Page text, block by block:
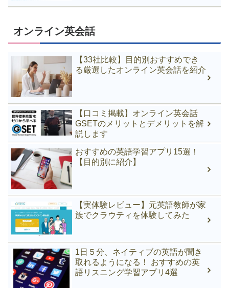
オンライン英会話
【33社比較】目的別おすすめでき
る厳選したオンライン英会話を紹介
【口コミ掲載】オンライン英会話
GSETのメリットとデメリットを解
説します
おすすめの英語学習アプリ15選！
【目的別に紹介】
【実体験レビュー】元英語教師が家
族でクラウティを体験してみた
1日５分、ネイティブの英語が聞き
取れるようになる！ おすすめの英
語リスニング学習アプリ4選